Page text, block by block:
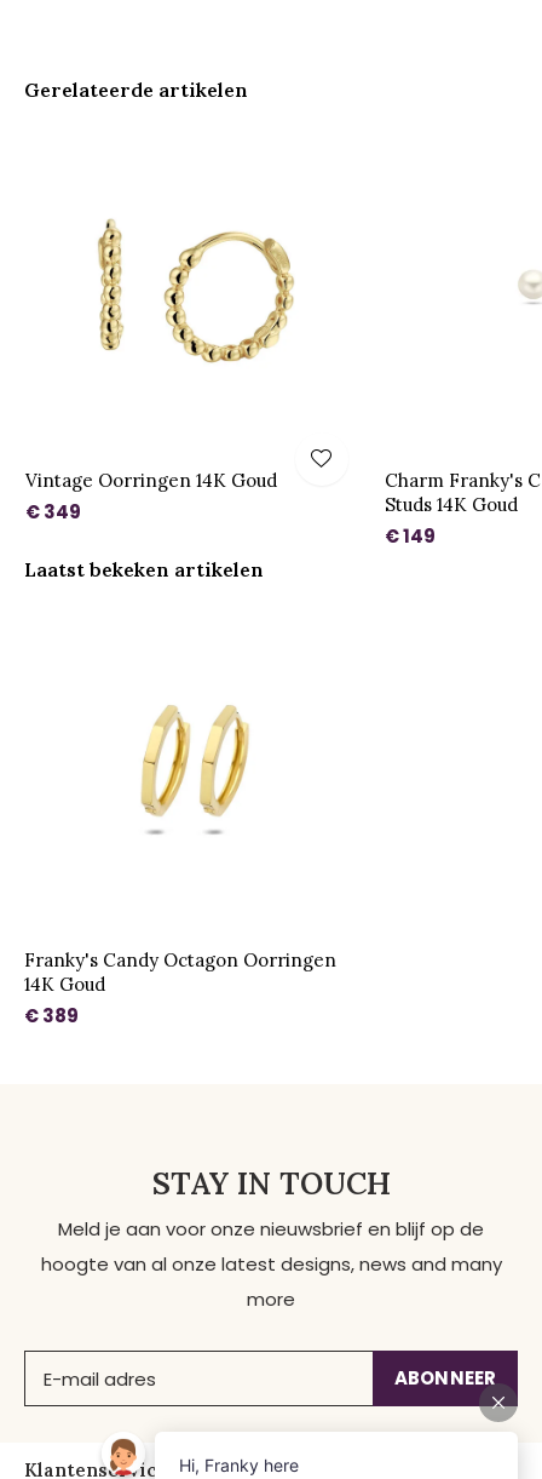
Gerelateerde artikelen
Vintage Oorringen 14K Goud
€ 349
Charm Franky's
Studs 14K Goud
€ 149
Laatst bekeken artikelen
Franky's Candy Octagon Oorringen
14K Goud
€ 389
STAY IN TOUCH
Meld je aan voor onze nieuwsbrief en blijf op de
hoogte van al onze latest designs, news and many
more
ABONNEER
Klantenservice